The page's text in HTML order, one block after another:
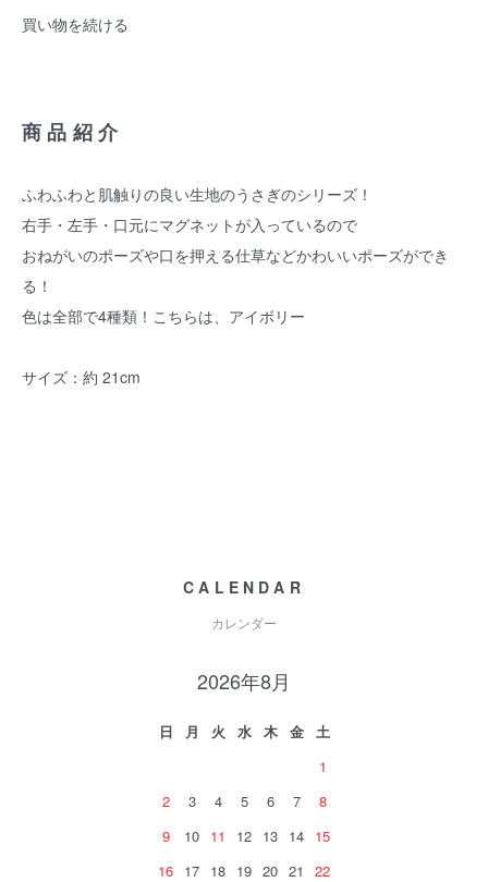
買い物を続ける
商品紹介
ふわふわと肌触りの良い生地のうさぎのシリーズ！
右手・左手・口元にマグネットが入っているので
おねがいのポーズや口を押える仕草などかわいいポーズができ
る！
色は全部で4種類！こちらは、アイボリー
サイズ：約 21cm
CALENDAR
カレンダー
2026年8月
日 月 火 水 木 金
土
1
2
3 4 5 6 7
8
9
10 11 12 13 14 15
16 17 18 19 20 21
22